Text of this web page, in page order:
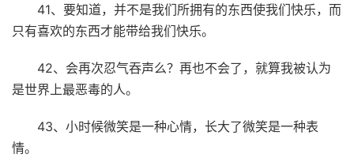
41、要知道，并不是我们所拥有的东西使我们快乐，而
只有喜欢的东西才能带给我们快乐。
42、会再次忍气吞声么？再也不会了，就算我被认为
是世界上最恶毒的人。
43、小时候微笑是一种心情，长大了微笑是一种表
情。